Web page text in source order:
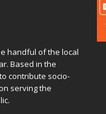
handful of the local
Based in the
contribute socio-
serving the